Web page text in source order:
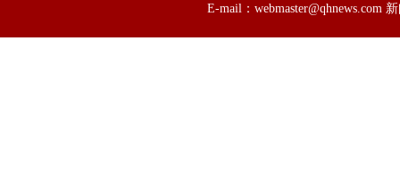
E-mail：webmaster@qhnews.com